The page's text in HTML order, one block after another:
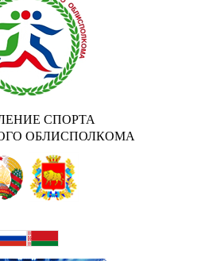
СПОРТА
ОБЛИСПОЛКОМА